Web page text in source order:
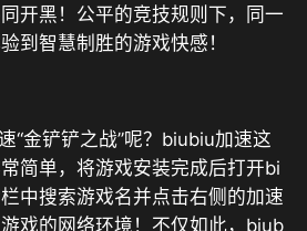
开黑！公平的竞技规则下，同一
到智慧制胜的游戏快感！
“金铲铲之战”呢？biubiu加速这
简单，将游戏安装完成后打开bi
中搜索游戏名并点击右侧的加速
戏的网络环境！不仅如此，biub